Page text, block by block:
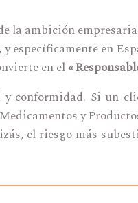
la ambición
específicamente en
en el«
conformidad. Si un
y
el riesgo más